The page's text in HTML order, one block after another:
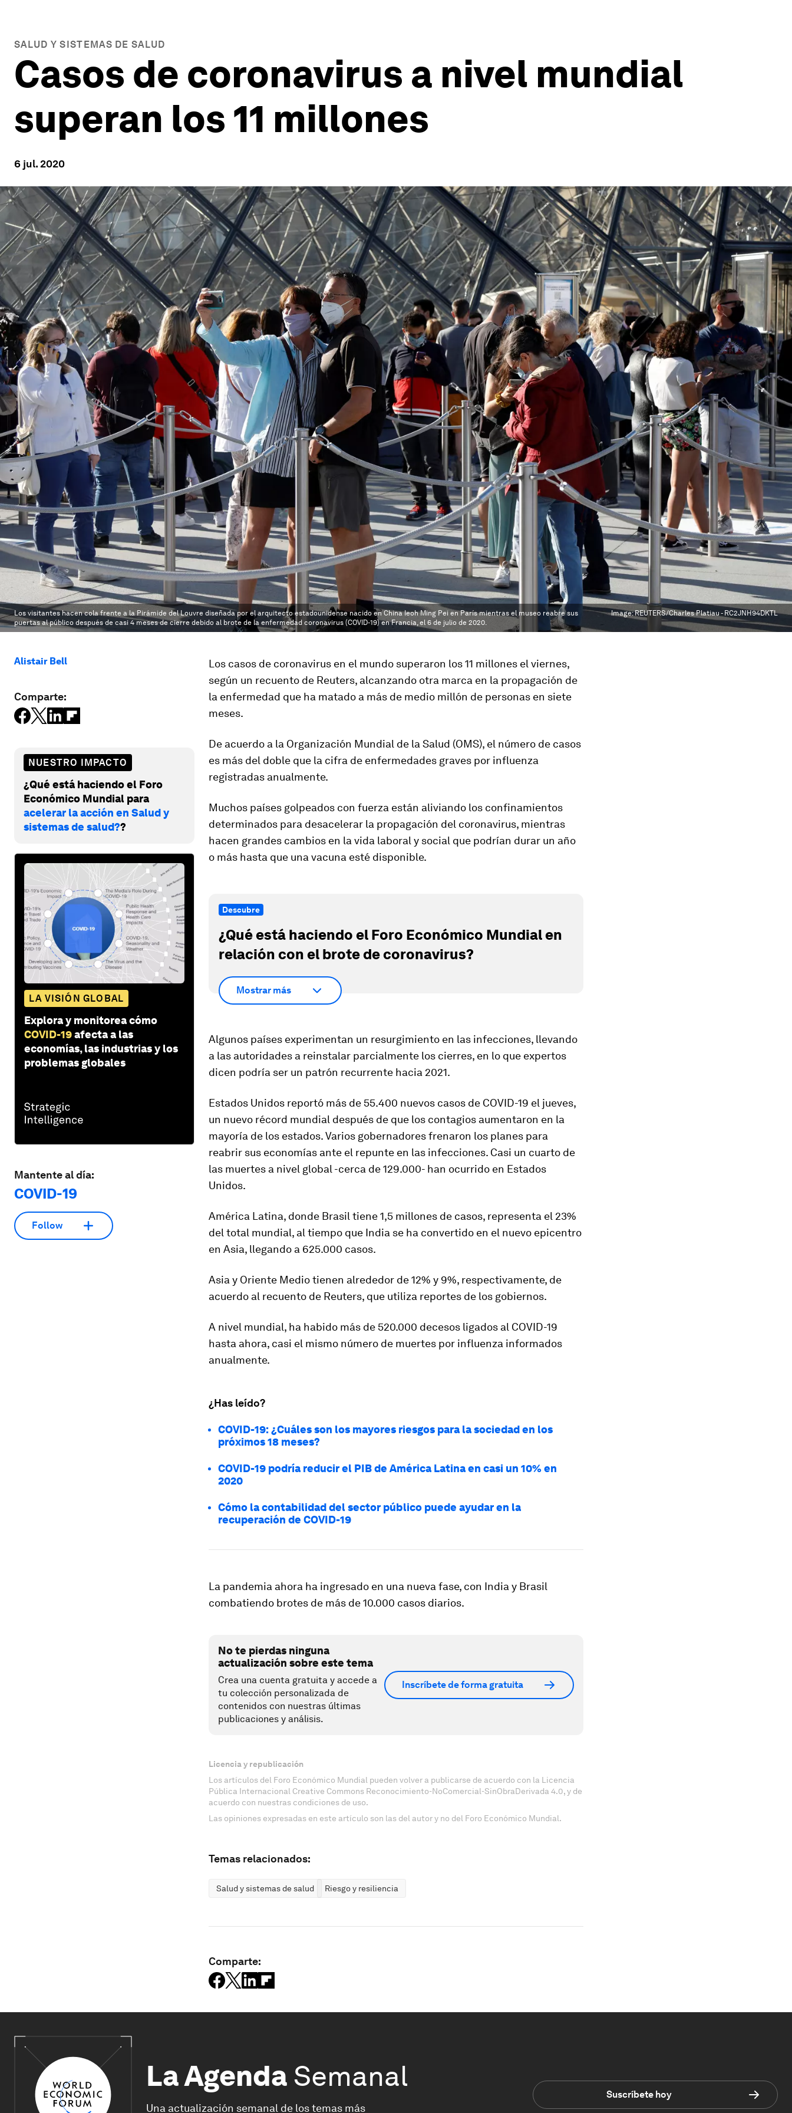
SALUD Y SISTEMAS DE SALUD
Casos de coronavirus a nivel mundial
superan los 11 millones
6 jul. 2020
Los visitantes hacen cola frente a la Pirámide del Louvre diseñada por el arquitecto estadounidense nacido en China Ieoh Ming Pei en París mientras el museo reabre sus
puertas al público después de casi 4 meses de cierre debido al brote de la enfermedad coronavirus (COVID-19) en Francia, el 6 de julio de 2020.
Image:REUTERS/Charles Platiau - RC2JNH94DKTL
Alistair Bell
Comparte:
NUESTRO IMPACTO
¿Qué está haciendo el Foro
Económico Mundial para
acelerar la acción en Salud y
sistemas de salud??
LA VISIÓN GLOBAL
Explora y monitorea cómo
COVID-19afecta a las
economías, las industrias y los
problemas globales
Mantente al día:
COVID-19
Follow
Los casos de coronavirus en el mundo superaron los 11 millones el viernes,
según un recuento de Reuters, alcanzando otra marca en la propagación de
la enfermedad que ha matado a más de medio millón de personas en siete
meses.
De acuerdo a la Organización Mundial de la Salud (OMS), el número de casos
es más del doble que la cifra de enfermedades graves por influenza
registradas anualmente.
Muchos países golpeados con fuerza están aliviando los confinamientos
determinados para desacelerar la propagación del coronavirus, mientras
hacen grandes cambios en la vida laboral y social que podrían durar un año
o más hasta que una vacuna esté disponible.
Descubre
¿Qué está haciendo el Foro Económico Mundial en
relación con el brote de coronavirus?
Mostrar más
Algunos países experimentan un resurgimiento en las infecciones, llevando
a las autoridades a reinstalar parcialmente los cierres, en lo que expertos
dicen podría ser un patrón recurrente hacia 2021.
Estados Unidos reportó más de 55.400 nuevos casos de COVID-19 el jueves,
un nuevo récord mundial después de que los contagios aumentaron en la
mayoría de los estados. Varios gobernadores frenaron los planes para
reabrir sus economías ante el repunte en las infecciones. Casi un cuarto de
las muertes a nivel global -cerca de 129.000- han ocurrido en Estados
Unidos.
América Latina, donde Brasil tiene 1,5 millones de casos, representa el 23%
del total mundial, al tiempo que India se ha convertido en el nuevo epicentro
en Asia, llegando a 625.000 casos.
Asia y Oriente Medio tienen alrededor de 12% y 9%, respectivamente, de
acuerdo al recuento de Reuters, que utiliza reportes de los gobiernos.
A nivel mundial, ha habido más de 520.000 decesos ligados al COVID-19
hasta ahora, casi el mismo número de muertes por influenza informados
anualmente.
¿Has leído?
COVID-19: ¿Cuáles son los mayores riesgos para la sociedad en los
próximos 18 meses?
COVID-19 podría reducir el PIB de América Latina en casi un 10% en
2020
Cómo la contabilidad del sector público puede ayudar en la
recuperación de COVID-19
La pandemia ahora ha ingresado en una nueva fase, con India y Brasil
combatiendo brotes de más de 10.000 casos diarios.
No te pierdas ninguna
actualización sobre este tema
Crea una cuenta gratuita y accede a
tu colección personalizada de
contenidos con nuestras últimas
publicaciones y análisis.
Inscríbete de forma gratuita
Licencia y republicación
Los artículos del Foro Económico Mundial pueden volver a publicarse de acuerdo con la Licencia
Pública Internacional Creative Commons Reconocimiento-NoComercial-SinObraDerivada 4.0, y de
acuerdo con nuestras condiciones de uso.
Las opiniones expresadas en este artículo son las del autor y no del Foro Económico Mundial.
Temas relacionados:
Salud y sistemas de salud Riesgo y resiliencia
Comparte:
La Agenda Semanal
Una actualización semanal de los temas más
Suscríbete hoy